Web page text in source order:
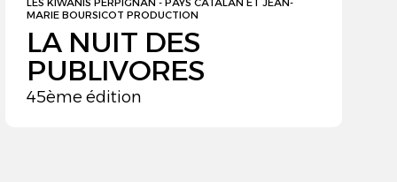
MARIE BOURSICOT PRODUCTION
LA NUIT DES
PUBLIVORES
45ème édition